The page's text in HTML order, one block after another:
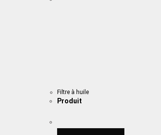
Filtre à huile
Produit